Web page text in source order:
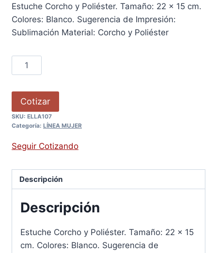
Estuche Corcho y Poliéster. Tamaño: 22 x 15 cm.
Colores: Blanco. Sugerencia de Impresión:
Sublimación Material: Corcho y Poliéster
Cotizar
SKU: ELLA107
Categoría: LÍNEA MUJER
Seguir Cotizando
Descripción
Descripción
Estuche Corcho y Poliéster. Tamaño: 22 x 15
cm. Colores: Blanco. Sugerencia de